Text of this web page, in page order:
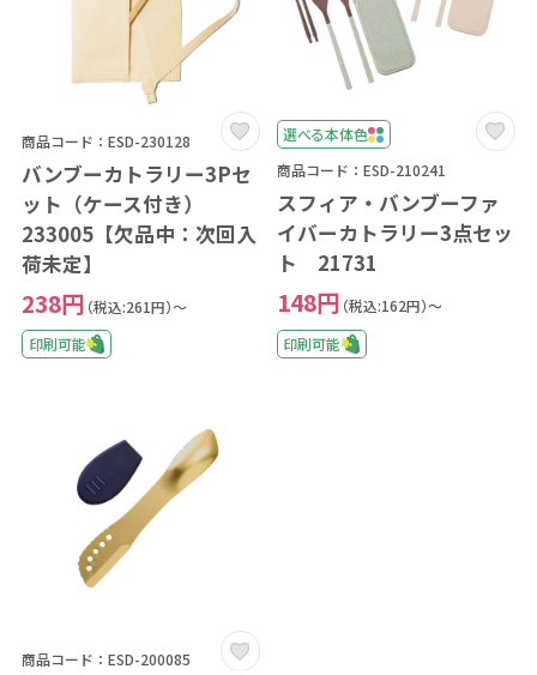
商品コード：ESD-230128
バンブーカトラリー3Pセ
ット（ケース付き）
233005【欠品中：次回入
荷未定】
238円 （税込:261円）～
印刷可能
選べる本体色
商品コード：ESD-210241
スフィア・バンブーファ
イバーカトラリー3点セッ
ト 21731
148円 （税込:162円）～
印刷可能
商品コード：ESD-200085